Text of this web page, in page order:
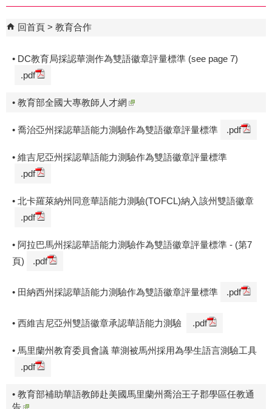
回首頁 教育合作
• DC教育局採認華測作為雙語徽章評量標準 (see page 7)
.pdf
• 教育部全國大專教師人才網
• 喬治亞州採認華語能力測驗作為雙語徽章評量標準 .pdf
• 維吉尼亞州採認華語能力測驗作為雙語徽章評量標準
.pdf
• 北卡羅萊納州同意華語能力測驗(TOFCL)納入該州雙語徽章
.pdf
• 阿拉巴馬州採認華語能力測驗作為雙語徽章評量標準 - (第7
頁)
.pdf
• 田納西州採認華語能力測驗作為雙語徽章評量標準 .pdf
• 西維吉尼亞州雙語徽章承認華語能力測驗 .pdf
• 馬里蘭州教育委員會議 華測被馬州採用為學生語言測驗工具
.pdf
• 教育部補助華語教師赴美國馬里蘭州喬治王子郡學區任教通
告